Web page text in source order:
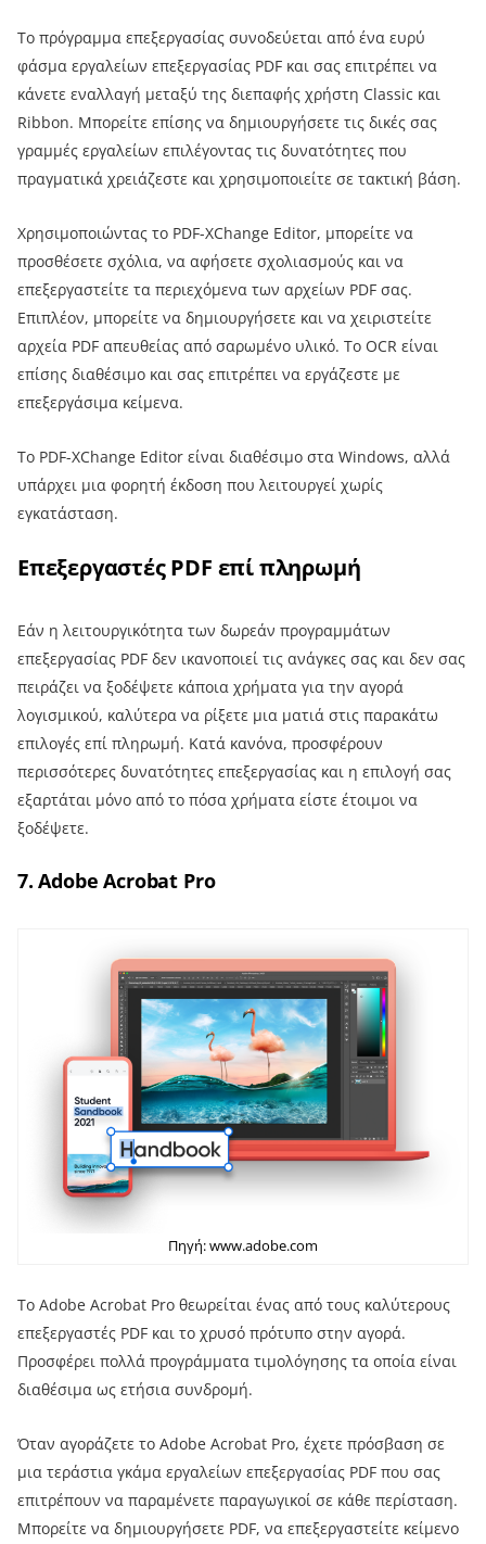
Το πρόγραμμα επεξεργασίας συνοδεύεται από ένα ευρύ
φάσμα εργαλείων επεξεργασίας PDF και σας επιτρέπει να
κάνετε εναλλαγή μεταξύ της διεπαφής χρήστη Classic και
Ribbon. Μπορείτε επίσης να δημιουργήσετε τις δικές σας
γραμμές εργαλείων επιλέγοντας τις δυνατότητες που
πραγματικά χρειάζεστε και χρησιμοποιείτε σε τακτική βάση.
Χρησιμοποιώντας το PDF-XChange Editor, μπορείτε να
προσθέσετε σχόλια, να αφήσετε σχολιασμούς και να
επεξεργαστείτε τα περιεχόμενα των αρχείων PDF σας.
Επιπλέον, μπορείτε να δημιουργήσετε και να χειριστείτε
αρχεία PDF απευθείας από σαρωμένο υλικό. Το OCR είναι
επίσης διαθέσιμο και σας επιτρέπει να εργάζεστε με
επεξεργάσιμα κείμενα.
Το PDF-XChange Editor είναι διαθέσιμο στα Windows, αλλά
υπάρχει μια φορητή έκδοση που λειτουργεί χωρίς
εγκατάσταση.
Επεξεργαστές PDF επί πληρωμή
Εάν η λειτουργικότητα των δωρεάν προγραμμάτων
επεξεργασίας PDF δεν ικανοποιεί τις ανάγκες σας και δεν σας
πειράζει να ξοδέψετε κάποια χρήματα για την αγορά
λογισμικού, καλύτερα να ρίξετε μια ματιά στις παρακάτω
επιλογές επί πληρωμή. Κατά κανόνα, προσφέρουν
περισσότερες δυνατότητες επεξεργασίας και η επιλογή σας
εξαρτάται μόνο από το πόσα χρήματα είστε έτοιμοι να
ξοδέψετε.
7. Adobe Acrobat Pro
Πηγή: www.adobe.com
Το Adobe Acrobat Pro θεωρείται ένας από τους καλύτερους
επεξεργαστές PDF και το χρυσό πρότυπο στην αγορά.
Προσφέρει πολλά προγράμματα τιμολόγησης τα οποία είναι
διαθέσιμα ως ετήσια συνδρομή.
Όταν αγοράζετε το Adobe Acrobat Pro, έχετε πρόσβαση σε
μια τεράστια γκάμα εργαλείων επεξεργασίας PDF που σας
επιτρέπουν να παραμένετε παραγωγικοί σε κάθε περίσταση.
Μπορείτε να δημιουργήσετε PDF, να επεξεργαστείτε κείμενο